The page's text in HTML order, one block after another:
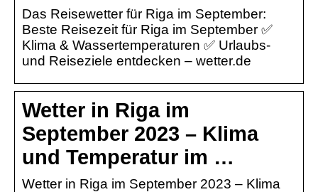
Das Reisewetter für Riga im September:
Beste Reisezeit für Riga im September ✅
Klima & Wassertemperaturen ✅ Urlaubs-
und Reiseziele entdecken – wetter.de
Wetter in Riga im
September 2023 – Klima
und Temperatur im …
Wetter in Riga im September 2023 – Klima